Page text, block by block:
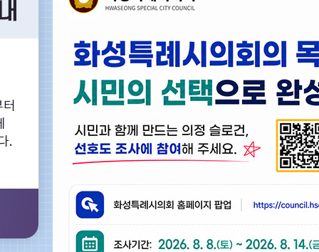
화성특례시의회의 다양한 회의영상을 찾아보실 수 있습니다.
화성특례시의회의정활동사진
.